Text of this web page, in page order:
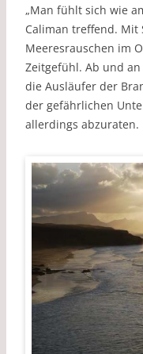
„Man fühlt sich wie
Caliman treffend. Mit
Meeresrauschen im
Zeitgefühl. Ab und
die Ausläufer der
der gefährlichen
allerdings abzuraten.